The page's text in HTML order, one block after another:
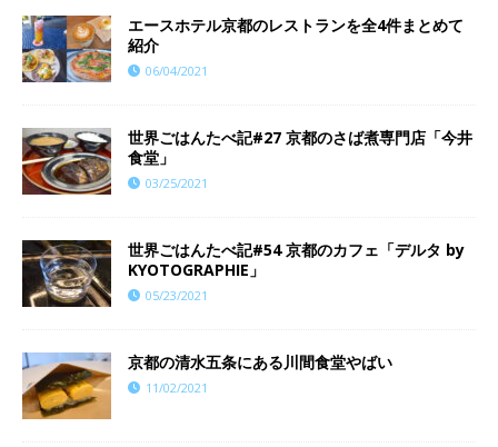
エースホテル京都のレストランを全4件まとめて
紹介
06/04/2021
世界ごはんたべ記#27 京都のさば煮専門店「今井
食堂」
03/25/2021
世界ごはんたべ記#54 京都のカフェ「デルタ by
KYOTOGRAPHIE」
05/23/2021
京都の清水五条にある川間食堂やばい
11/02/2021